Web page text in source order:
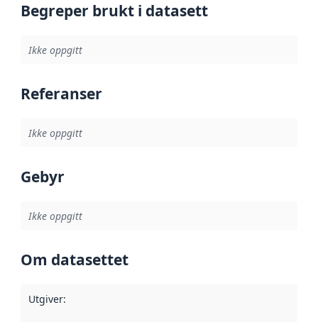
Begreper brukt i datasett
Ikke oppgitt
Referanser
Ikke oppgitt
Gebyr
Ikke oppgitt
Om datasettet
Utgiver: